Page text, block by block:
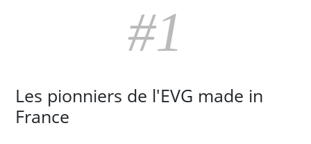
#1
Les pionniers de l'EVG made in
France